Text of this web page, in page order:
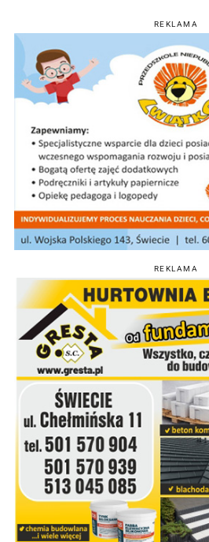
REKLAMA
REKLAMA